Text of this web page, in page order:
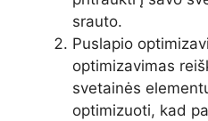
srauto.
Puslapio
optimizavimas
svetainės
optimizuoti, kad